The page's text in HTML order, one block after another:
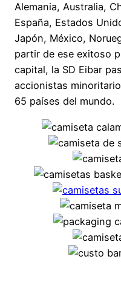
Alemania, Australia,
España, Estados
Japón, México,
partir de ese exitoso
capital, la SD Eibar
accionistas
65 países del mundo.